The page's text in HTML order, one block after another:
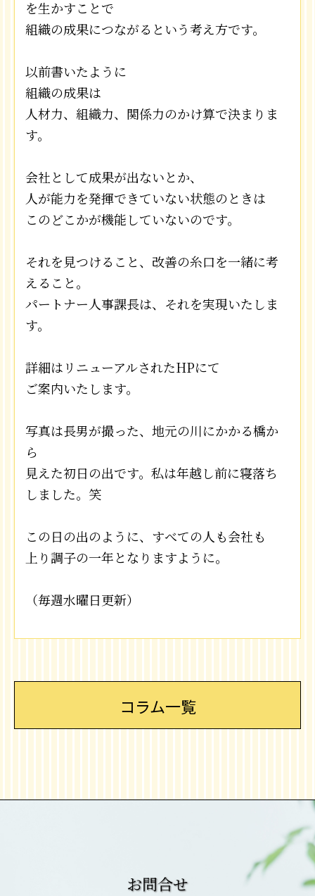
を生かすことで
組織の成果につながるという考え方です。
以前書いたように
組織の成果は
人材力、組織力、関係力のかけ算で決まりま
す。
会社として成果が出ないとか、
人が能力を発揮できていない状態のときは
このどこかが機能していないのです。
それを見つけること、改善の糸口を一緒に考
えること。
パートナー人事課長は、それを実現いたしま
す。
詳細はリニューアルされたHPにて
ご案内いたします。
写真は長男が撮った、地元の川にかかる橋か
ら
見えた初日の出です。私は年越し前に寝落ち
しました。笑
この日の出のように、すべての人も会社も
上り調子の一年となりますように。
（毎週水曜日更新）
コラム一覧
お問合せ